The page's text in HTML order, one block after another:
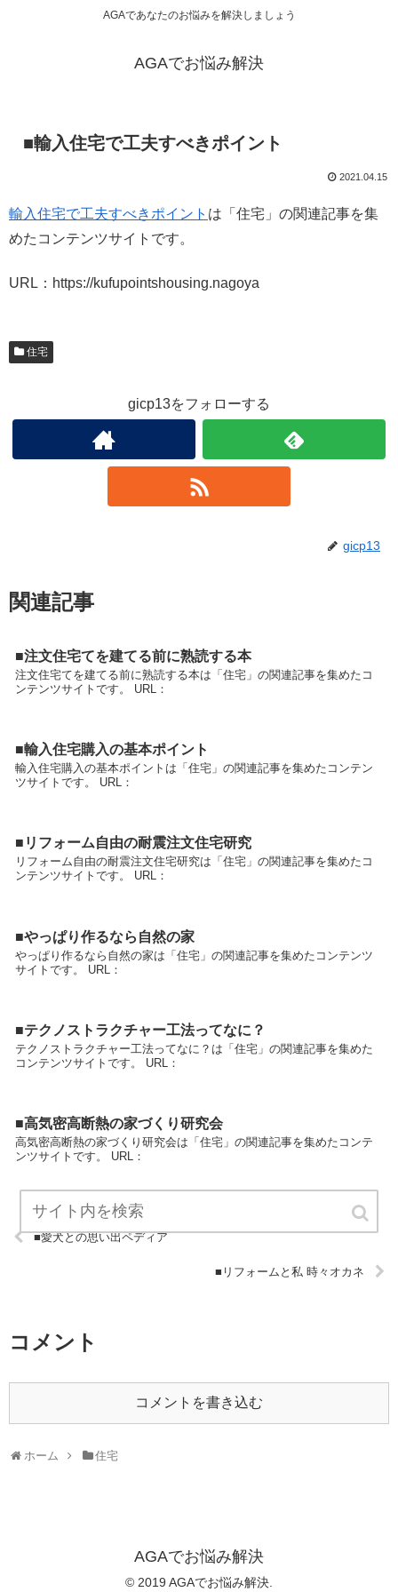
AGAであなたのお悩みを解決しましょう
AGAでお悩み解決
■輸入住宅で工夫すべきポイント
2021.04.15
輸入住宅で工夫すべきポイント は「住宅」の関連記事を集
めたコンテンツサイトです。
URL：https://kufupointshousing.nagoya
住宅
gicp13をフォローする
gicp13
関連記事
■注文住宅てを建てる前に熟読する本
注文住宅てを建てる前に熟読する本は「住宅」の関連記事を集めたコ
ンテンツサイトです。 URL：
■輸入住宅購入の基本ポイント
輸入住宅購入の基本ポイントは「住宅」の関連記事を集めたコンテン
ツサイトです。 URL：
■リフォーム自由の耐震注文住宅研究
リフォーム自由の耐震注文住宅研究は「住宅」の関連記事を集めたコ
ンテンツサイトです。 URL：
■やっぱり作るなら自然の家
やっぱり作るなら自然の家は「住宅」の関連記事を集めたコンテンツ
サイトです。 URL：
■テクノストラクチャー工法ってなに？
テクノストラクチャー工法ってなに？は「住宅」の関連記事を集めた
コンテンツサイトです。 URL：
■高気密高断熱の家づくり研究会
高気密高断熱の家づくり研究会は「住宅」の関連記事を集めたコンテ
ンツサイトです。 URL：
■愛犬との思い出ペディア
■リフォームと私 時々オカネ
コメント
コメントを書き込む
ホーム 住宅
AGAでお悩み解決
© 2019 AGAでお悩み解決.